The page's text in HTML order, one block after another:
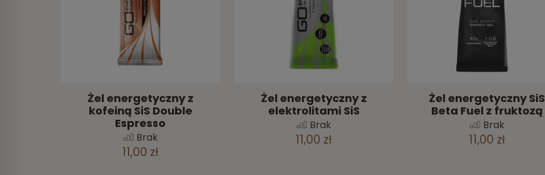
Żel energetyczny z
kofeiną SiS Double
Espresso
Brak
11,00 zł
Żel energetyczny z
elektrolitami SiS
Brak
11,00 zł
Żel energetyczny SiS
Beta Fuel z fruktozą
Brak
11,00 zł